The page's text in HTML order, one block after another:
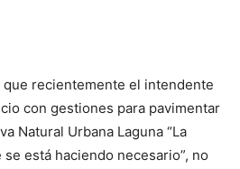
recientemente el intendente
con gestiones para pavimentar
Natural Urbana Laguna “La
se está haciendo necesario”, no